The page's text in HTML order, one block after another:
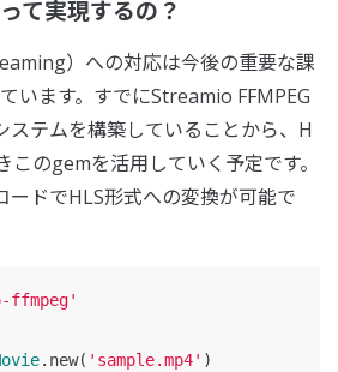
て実現するの？
）への対応は今後の重要な課
います。すでにStreamio FFMPEG
ステムを構築していることから、H
このgemを活用していく予定です。
ードでHLS形式への変換が可能で
ffmpeg'
. new( 'sample.mp4' )